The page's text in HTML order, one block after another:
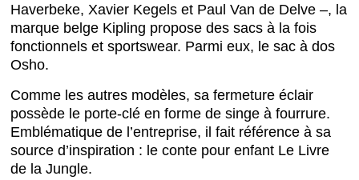
Haverbeke, Xavier Kegels et Paul Van de Delve –, la
marque belge Kipling propose des sacs à la fois
fonctionnels et sportswear. Parmi eux, le sac à dos
Osho.
Comme les autres modèles, sa fermeture éclair
possède le porte-clé en forme de singe à fourrure.
Emblématique de l’entreprise, il fait référence à sa
source d’inspiration : le conte pour enfant Le Livre
de la Jungle.